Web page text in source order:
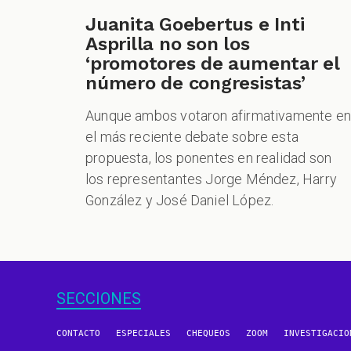
Juanita Goebertus e Inti
Asprilla no son los
‘promotores de aumentar el
número de congresistas’
Aunque ambos votaron afirmativamente en
el más reciente debate sobre esta
propuesta, los ponentes en realidad son
los representantes Jorge Méndez, Harry
González y José Daniel López.
SECCIONES
CONTACTO ESPECIALES CHEQUEOS ZOOM